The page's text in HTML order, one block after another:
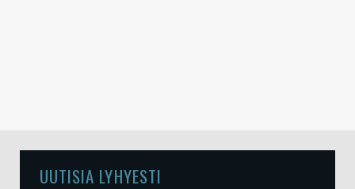
UUTISIA LYHYESTI